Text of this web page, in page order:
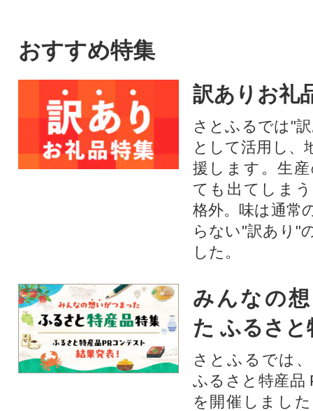
おすすめ特集
訳ありお礼
さとふるでは"
として活用し、
援します。⽣
ても出てしま
格外。味は通常
らない"訳あり"
した。
みんなの
た ふるさと
さとふるでは
ふるさと特産品
を開催しまし